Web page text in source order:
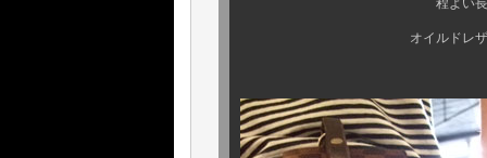
程よい長さのアンティ
オイルドレザーには、ス